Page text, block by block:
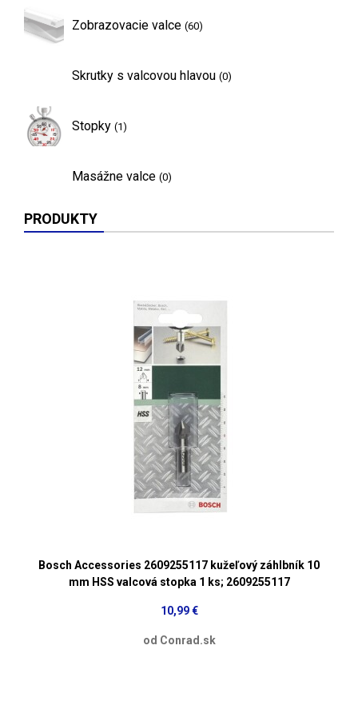
Zobrazovacie valce (60)
Skrutky s valcovou hlavou (0)
Stopky (1)
Masážne valce (0)
PRODUKTY
Bosch Accessories 2609255117 kužeľový záhlbník 10
mm HSS valcová stopka 1 ks; 2609255117
10,99 €
od Conrad.sk